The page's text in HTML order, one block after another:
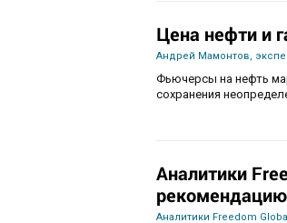
Цена нефти и
Андрей Мамонтов,
Фьючерсы на нефть
сохранения
Аналитики
Аналитики Freedom Global